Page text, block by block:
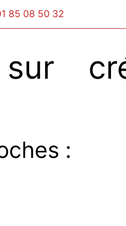
85 08 50 32
: